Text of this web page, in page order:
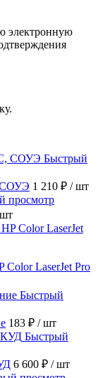
электронную
Быстрый
1 210 ₽ / шт
просмотр
Color LaserJet Pro
Быстрый
183 ₽ / шт
Быстрый
6 600 ₽ / шт